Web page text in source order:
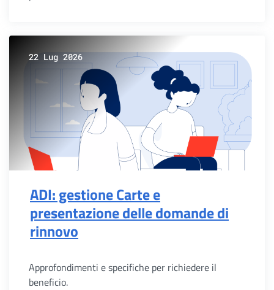
22 Lug 2026
ADI: gestione Carte e
presentazione delle domande di
rinnovo
Approfondimenti e specifiche per richiedere il
beneficio.